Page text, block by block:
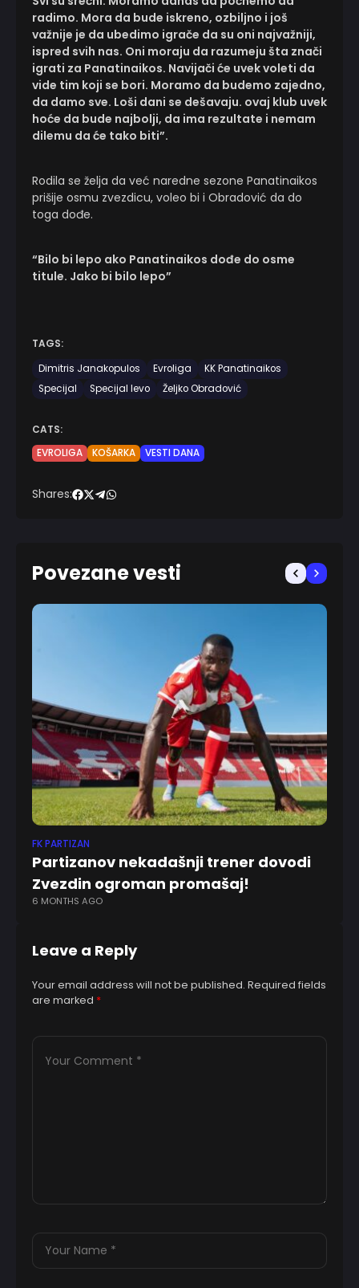
radimo. Mora da bude iskreno, ozbiljno i još
važnije je da ubedimo igrače da su oni najvažniji,
ispred svih nas. Oni moraju da razumeju šta znači
igrati za Panatinaikos. Navijači će uvek voleti da
vide tim koji se bori. Moramo da budemo zajedno,
da damo sve. Loši dani se dešavaju. ovaj klub uvek
hoće da bude najbolji, da ima rezultate i nemam
dilemu da će tako biti”.
Rodila se želja da već naredne sezone Panatinaikos
prišije osmu zvezdicu, voleo bi i Obradović da do
toga dođe.
“Bilo bi lepo ako Panatinaikos dođe do osme
titule. Jako bi bilo lepo”
TAGS:
Dimitris Janakopulos
Evroliga
KK Panatinaikos
Specijal
Specijal levo Željko Obradović
CATS:
EVROLIGA
KOŠARKA VESTI DANA
Shares:
Povezane vesti
FK PARTIZAN
Partizanov nekadašnji trener dovodi
Zvezdin ogroman promašaj!
6 MONTHS AGO
Leave a Reply
Your email address will not be published. Required fields
are marked *